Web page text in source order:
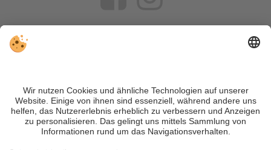
VIVOSüdtirol ist das Reiseportal für alle, die Südtirol nicht nur
besuchen, sondern wirklich erleben wollen – inklusive Tipps,
tollen Unterkünften und Angeboten.